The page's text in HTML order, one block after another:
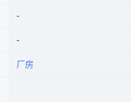
厂房